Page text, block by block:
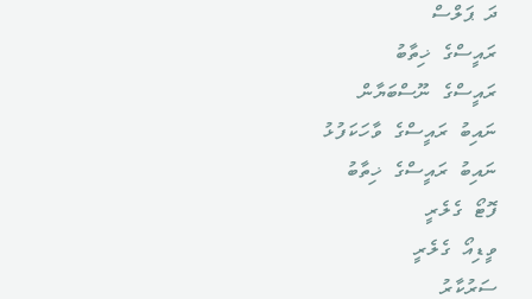
ދަ ޕަލްސް
ރައީސްގެ ޚިތާބު
ރައީސްގެ ނޫސްބަޔާން
ނައިބު ރައީސްގެ ވާހަކަފުޅު
ނައިބު ރައީސްގެ ޚިތާބު
ފޮޓޯ ގެލެރީ
ވީޑިއޯ ގެލެރީ
ސަރުކާރު